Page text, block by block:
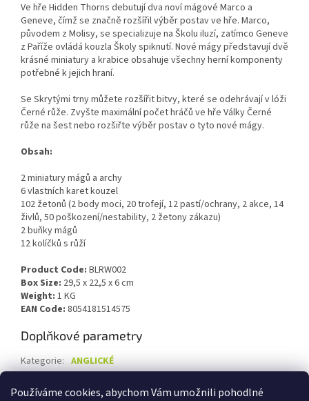
Používáme cookies, abychom Vám umožnili pohodlné
Ve hře Hidden Thorns debutují dva noví mágové Marco a
Geneve, čímž se značně rozšířil výběr postav ve hře. Marco,
původem z Molisy, se specializuje na Školu iluzí, zatímco Geneve
z Paříže ovládá kouzla Školy spiknutí. Nové mágy představují dvě
krásné miniatury a krabice obsahuje všechny herní komponenty
potřebné k jejich hraní.
Se Skrytými trny můžete rozšířit bitvy, které se odehrávají v lóži
Černé růže. Zvyšte maximální počet hráčů ve hře Války Černé
růže na šest nebo rozšiřte výběr postav o tyto nové mágy.
Obsah:
2 miniatury mágů a archy
6 vlastních karet kouzel
102 žetonů (2 body moci, 20 trofejí, 12 pastí/ochrany, 2 akce, 14
živlů, 50 poškození/nestability, 2 žetony zákazu)
2 buňky mágů
12 kolíčků s růží
Product Code: BLRW002
Box Size: 29,5 x 22,5 x 6 cm
Weight: 1 KG
EAN Code: 8054181514575
Doplňkové parametry
Kategorie: ANGLICKÉ
Hmotnost: 1 kg